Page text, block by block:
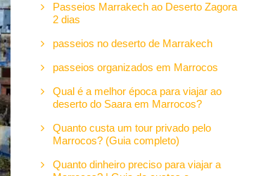
Passeios Marrakech ao Deserto Zagora
2 dias
passeios no deserto de Marrakech
passeios organizados em Marrocos
Qual é a melhor época para viajar ao
deserto do Saara em Marrocos?
Quanto custa um tour privado pelo
Marrocos? (Guia completo)
Quanto dinheiro preciso para viajar a